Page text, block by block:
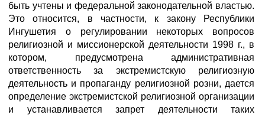
быть учтены и федеральной законодательной властью.
Это относится, в частности, к закону Республики
Ингушетия о регулировании некоторых вопросов
религиозной и миссионерской деятельности 1998 г., в
котором, предусмотрена административная
ответственность за экстремистскую религиозную
деятельность и пропаганду религиозной розни, дается
определение экстремистской религиозной организации
и устанавливается запрет деятельности таких